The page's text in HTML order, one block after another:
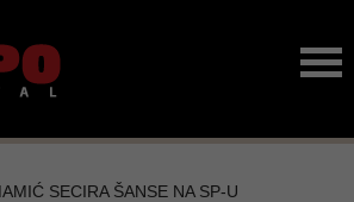
SECIRA ŠANSE NA SP-U